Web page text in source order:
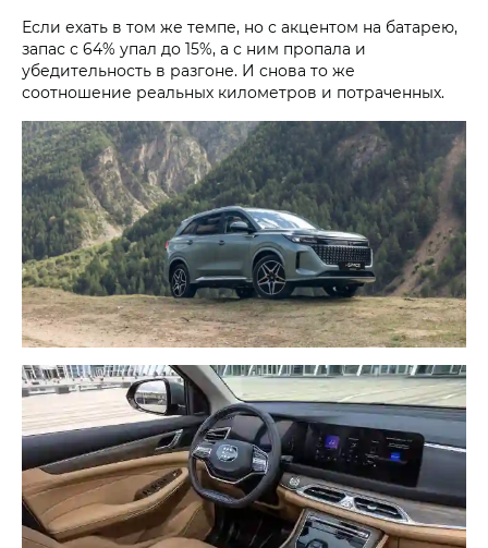
Если ехать в том же темпе, но с акцентом на батарею,
запас с 64% упал до 15%, а с ним пропала и
убедительность в разгоне. И снова то же
соотношение реальных километров и потраченных.